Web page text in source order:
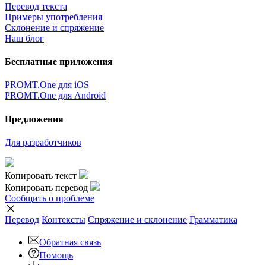
Перевод текста
Примеры употребления
Склонение и спряжение
Наш блог
Бесплатные приложения
PROMT.One для iOS
PROMT.One для Android
Предложения
Для разработчиков
Копировать текст
Копировать перевод
Сообщить о проблеме
Перевод Контексты Спряжение и склонение Грамматика
Обратная связь
Помощь